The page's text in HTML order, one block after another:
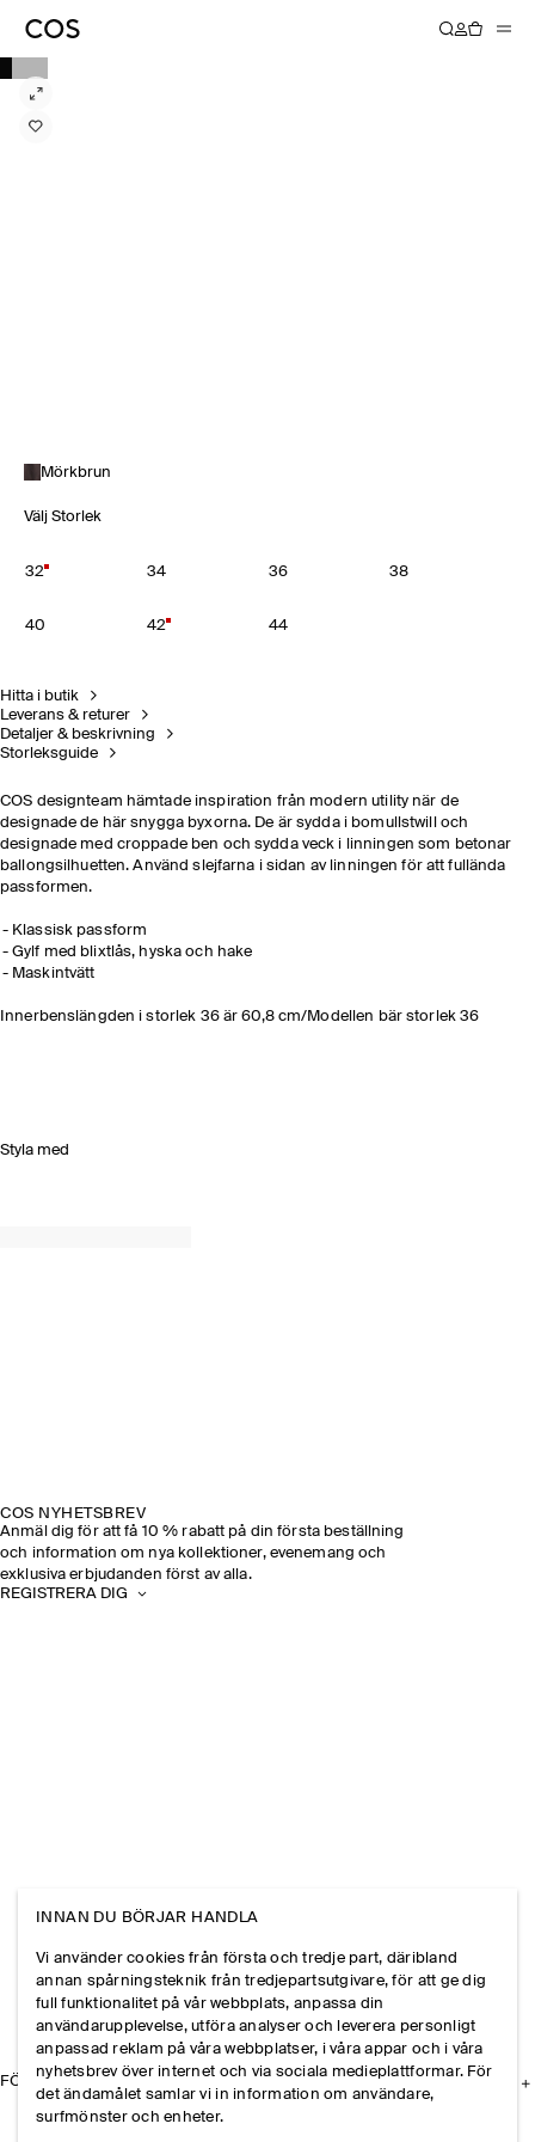
Mörkbrun
Välj Storlek
32 34 36 38
40 42 44
Hitta i butik
Leverans & returer
Detaljer & beskrivning
Storleksguide
COS designteam hämtade inspiration från modern utility när de
designade de här snygga byxorna. De är sydda i bomullstwill och
designade med croppade ben och sydda veck i linningen som betonar
ballongsilhuetten. Använd slejfarna i sidan av linningen för att fullända
passformen.
Klassisk passform
Gylf med blixtlås, hyska och hake
Maskintvätt
Innerbenslängden i storlek 36 är 60,8 cm/Modellen bär storlek 36
Styla med
COS NYHETSBREV
Anmäl dig för att få 10 % rabatt på din första beställning
och information om nya kollektioner, evenemang och
exklusiva erbjudanden först av alla.
REGISTRERA DIG
FÖRETAGET
INNAN DU BÖRJAR HANDLA
Vi använder cookies från första och tredje part, däribland
annan spårningsteknik från tredjepartsutgivare, för att ge dig
full funktionalitet på vår webbplats, anpassa din
användarupplevelse, utföra analyser och leverera personligt
anpassad reklam på våra webbplatser, i våra appar och i våra
nyhetsbrev över internet och via sociala medieplattformar. För
det ändamålet samlar vi in information om användare,
surfmönster och enheter.